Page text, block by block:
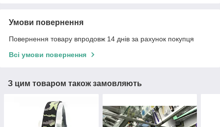
Умови повернення
Повернення товару впродовж 14 днів за рахунок покупця
Всі умови повернення
З цим товаром також замовляють